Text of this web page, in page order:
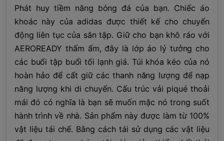
Phát huy tiềm năng bóng đá của bạn. Chiếc áo
khoác này của adidas được thiết kế cho chuyển
động liên tục của sân tập. Giữ cho bạn khô ráo với
AEROREADY thấm ẩm, đây là lớp áo lý tưởng cho
các buổi tập buổi tối lạnh giá. Túi khóa kéo của nó
hoàn hảo để cất giữ các thanh năng lượng để nạp
năng lượng khi di chuyển. Cấu trúc vải piqué thoải
mái đó có nghĩa là bạn sẽ muốn mặc nó trong suốt
hành trình về nhà. Sản phẩm này được làm từ 100%
vật liệu tái chế. Bằng cách tái sử dụng các vật liệu